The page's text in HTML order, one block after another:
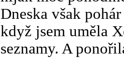
Dneska však
když jsem uměla
seznamy. A